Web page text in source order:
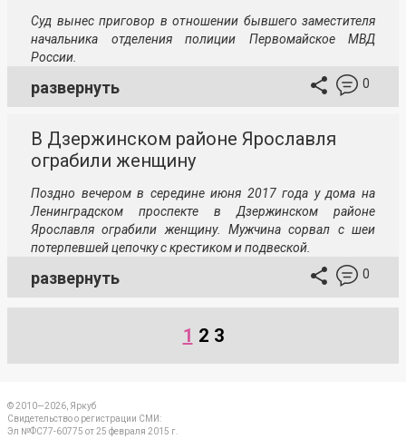
Суд вынес приговор в отношении бывшего заместителя
начальника отделения полиции Первомайское МВД
России.
развернуть 0
В Дзержинском районе Ярославля
ограбили женщину
Поздно вечером в середине июня 2017 года у дома на
Ленинградском проспекте в Дзержинском районе
Ярославля ограбили женщину. Мужчина сорвал с шеи
потерпевшей цепочку с крестиком и подвеской.
развернуть 0
1 2 3
© 2010—2026, Яркуб
Свидетельство о регистрации СМИ:
Эл №ФС77-60775 от 25 февраля 2015 г.